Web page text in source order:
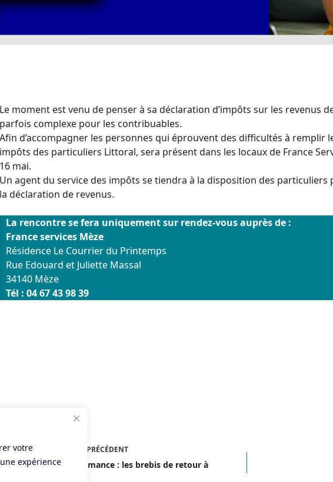
votre
expérience
Le moment est venu de penser à sa déclaration d’impôts sur les revenus
parfois complexe pour les contribuables.
Afin d’accompagner les personnes qui éprouvent des difficultés à remplir
impôts des particuliers Littoral, sera présent dans les locaux de France
16 mai.
Un agent du service des impôts se tiendra à la disposition des
la déclaration de revenus.
La rencontre se fera uniquement sur rendez-vous auprès de :
France services Mèze
Résidence Le Courrier du Printemps
Rue Edouard et Juliette Massal
34140 Mèze
Tél : 04 67 43 98 39
PRÉCÉDENT
Transhumance : les brebis de retour à